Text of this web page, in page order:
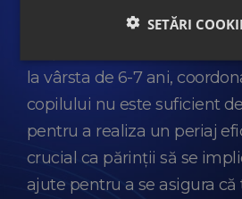
Pentru copiii mai mari,
la vârsta de 6-7 ani,
copilului nu este suficient
pentru a realiza un periaj
crucial ca părinții să se
ajute pentru a se asigura
SETĂRI